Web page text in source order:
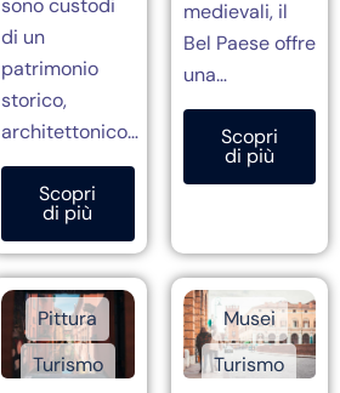
sono custodi
di un
patrimonio
storico,
architettonico…
Scopri
di più
medievali, il
Bel Paese offre
una…
Scopri
di più
Pittura
Turismo
Musei
Turismo